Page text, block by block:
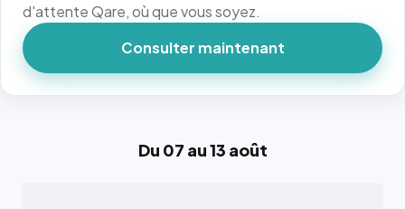
Du 07 au 13 août
d'attente Qare, où que vous soyez.
Consulter maintenant